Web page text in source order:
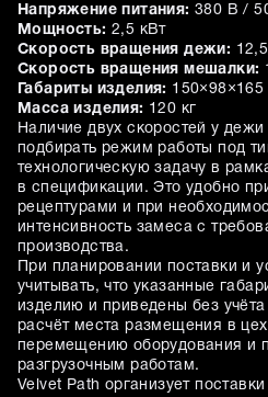
Напряжение питания: 380 В /
Мощность: 2,5 кВт
Скорость вращения дежи:
Скорость вращения мешалки:
Габариты изделия: 150×98×165
Масса изделия: 120 кг
Наличие двух скоростей у
подбирать режим работы под
технологическую задачу в
в спецификации. Это удобно
рецептурами и при
интенсивность замеса с
производства.
При планировании поставки и
учитывать, что указанные
изделию и приведены без
расчёт места размещения в
перемещению оборудования и
разгрузочным работам.
Velvet Path организует